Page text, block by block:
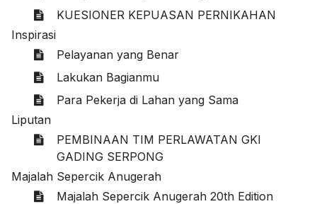
KUESIONER KEPUASAN PERNIKAHAN
Inspirasi
Pelayanan yang Benar
Lakukan Bagianmu
Para Pekerja di Lahan yang Sama
Liputan
PEMBINAAN TIM PERLAWATAN GKI
GADING SERPONG
Majalah Sepercik Anugerah
Majalah Sepercik Anugerah 20th Edition